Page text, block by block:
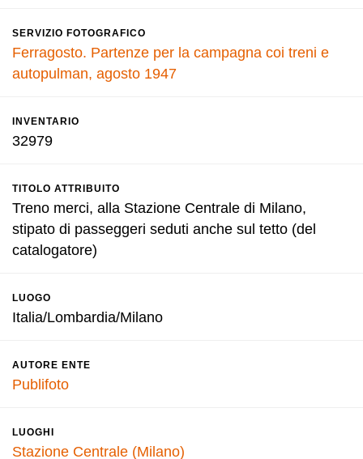
SERVIZIO FOTOGRAFICO
Ferragosto. Partenze per la campagna coi treni e
autopulman, agosto 1947
INVENTARIO
32979
TITOLO ATTRIBUITO
Treno merci, alla Stazione Centrale di Milano,
stipato di passeggeri seduti anche sul tetto (del
catalogatore)
LUOGO
Italia/Lombardia/Milano
AUTORE ENTE
Publifoto
LUOGHI
Stazione Centrale (Milano)